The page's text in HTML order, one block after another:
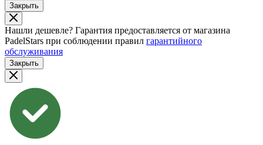
Закрыть
Нашли дешевле? Гарантия предоставляется от магазина
PadelStars при соблюдении правил гарантийного
обслуживания
Закрыть